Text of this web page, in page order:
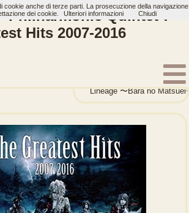
-Philharmonic Quintet-:
Hits 2007-2016
Lineage 〜Bara no
cookie anche di terze parti. La prosecuzione della navigazione
dei cookie.
Ulteriori informazioni Chiudi